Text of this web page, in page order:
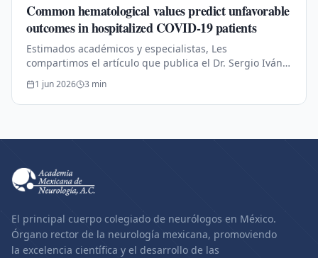
Common hematological values predict unfavorable
outcomes in hospitalized COVID-19 patients
Estimados académicos y especialistas, Les
compartimos el artículo que publica el Dr. Sergio Iván
doctores: Dr. Isaac Núñez,…
1 jun 2026 3 min
El principal cuerpo colegiado de neurólogos en México.
Órgano rector de la neurología mexicana, promoviendo
la excelencia científica y el desarrollo de las